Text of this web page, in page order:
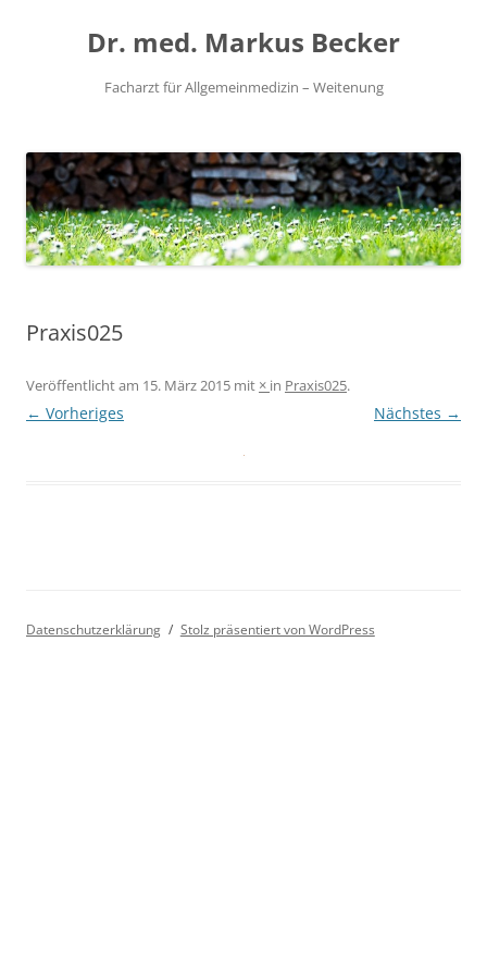
springenDr. med. Markus Becker
Facharzt für Allgemeinmedizin – Weitenung
Praxis025
Veröffentlicht am 15. März 2015 mit × in Praxis025.
← Vorheriges Nächstes →
Datenschutzerklärung Stolz präsentiert von WordPress